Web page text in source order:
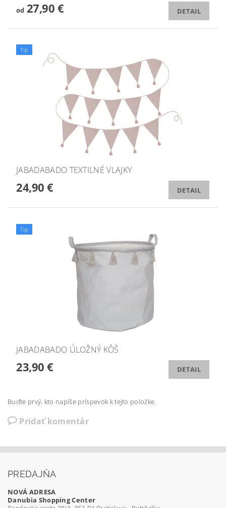
od27,90 € DETAIL
Tip
JABADABADO TEXTILNÉ VLAJKY
24,90 € DETAIL
Tip
JABADABADO ÚLOŽNÝ KÔŠ
23,90 € DETAIL
Buďte prvý, kto napíše príspevok k tejto položke.
Pridať komentár
PREDAJŇA
NOVÁ ADRESA
Danubia Shopping Center